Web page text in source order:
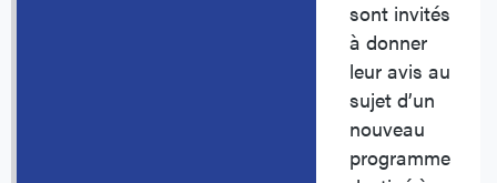
sont invités
à donner
leur avis au
sujet d’un
nouveau
programme